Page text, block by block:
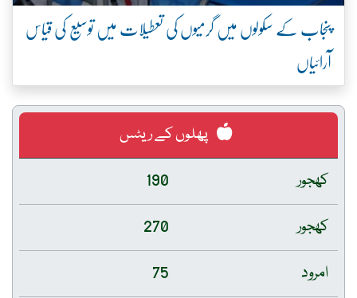
پنجاب کے سکولوں میں گرمیوں کی تعطیلات میں توسیع کی قیاس
آرائیاں
پھلوں کے ریٹس
کھجور
190
کھجور
270
امرود
75